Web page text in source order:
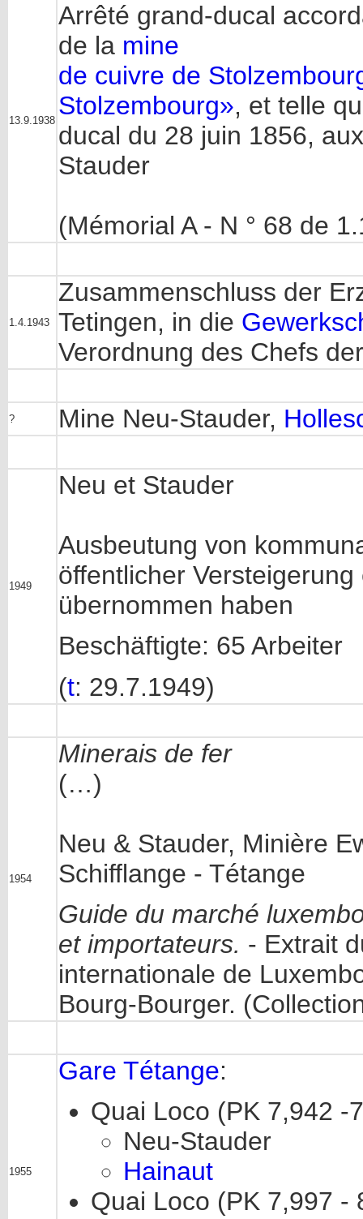
13.9.1938
Arrêté grand-ducal
de la mine
de cuivre de
Stolzembourg», et telle
ducal du 28 juin 1856,
Stauder
(Mémorial A - N ° 68 de
1.4.1943
Zusammenschluss der
Tetingen, in die
Verordnung des Chefs
? Mine Neu-Stauder,
1949
Neu et Stauder
Ausbeutung von
öffentlicher
übernommen haben
Beschäftigte: 65 Arbeiter
(t: 29.7.1949)
1954
Minerais de fer
(…)
Neu & Stauder, Minière
Schifflange - Tétange
Guide du marché
et importateurs. - Extrait
internationale de
Bourg-Bourger.
1955
Gare Tétange:
Quai Loco (PK 7,942 -
Neu-Stauder
Hainaut
Quai Loco (PK 7,997 -